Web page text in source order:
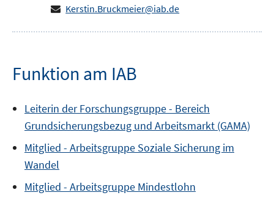
Kerstin.Bruckmeier@iab.de
Funktion am IAB
Leiterin der Forschungsgruppe - Bereich
Grundsicherungsbezug und Arbeitsmarkt (GAMA)
Mitglied - Arbeitsgruppe Soziale Sicherung im
Wandel
Mitglied - Arbeitsgruppe Mindestlohn